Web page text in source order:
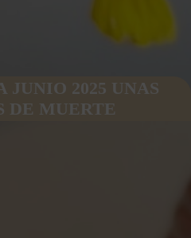
JUNIO 2025 UNAS
DE MUERTE